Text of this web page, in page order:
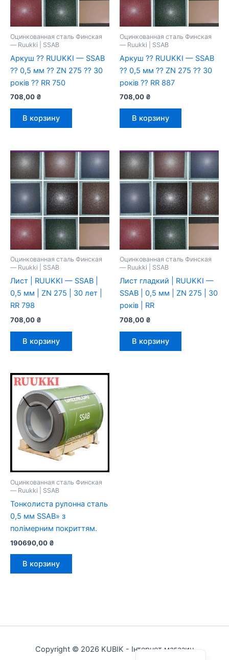
Оцинкованная сталь Финская
— Ruukki | SSAB
Аркуш ⁇ RUUKKI — SSAB
⁇ 0,5 мм ⁇ ZN 275 ⁇ 30
років ⁇ RR 750
708,00 ₴
В корзину
Оцинкованная сталь Финская
— Ruukki | SSAB
Аркуш ⁇ RUUKKI — SSAB
⁇ 0,5 мм ⁇ ZN 275 ⁇ 30
років ⁇ RR 887
708,00 ₴
В корзину
Оцинкованная сталь Финская
— Ruukki | SSAB
Лист | RUUKKI — SSAB |
0,5 мм | ZN 275 | 30 лет |
RR 798
708,00 ₴
В корзину
Оцинкованная сталь Финская
— Ruukki | SSAB
Лист гладкий | RUUKKI —
SSAB | 0,5 мм | ZN 275 | 30
років | RR
708,00 ₴
В корзину
Оцинкованная сталь Финская
— Ruukki | SSAB
Тонколиста рулонна сталь
0,5 мм SSAB» з
полімерним покриттям.
190690,00 ₴
В корзину
Copyright © 2026 KUBIK - Інтернет магазин
Українська